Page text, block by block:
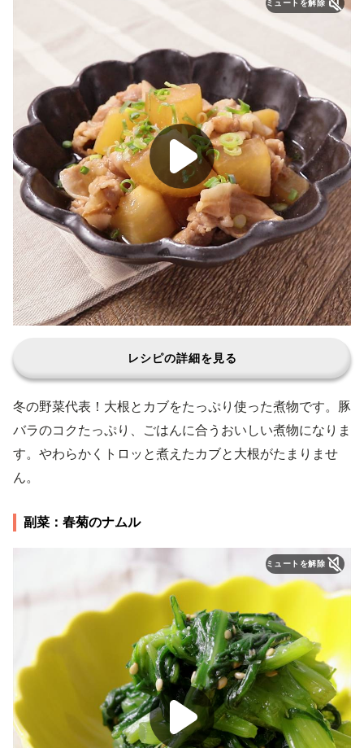
ミュートを解除
レシピの詳細を見る
冬の野菜代表！大根とカブをたっぷり使った煮物です。豚
バラのコクたっぷり、ごはんに合うおいしい煮物になりま
す。やわらかくトロッと煮えたカブと大根がたまりませ
ん。
副菜：春菊のナムル
ミュートを解除